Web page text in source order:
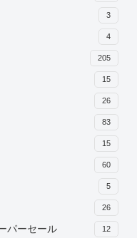
3
4
205
15
26
83
15
60
5
26
パーセール 12